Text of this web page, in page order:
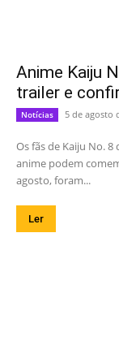
Anime Kaiju
trailer e
Notícias 5 de agosto
Os fãs de Kaiju No.
anime podem
agosto, foram...
Ler